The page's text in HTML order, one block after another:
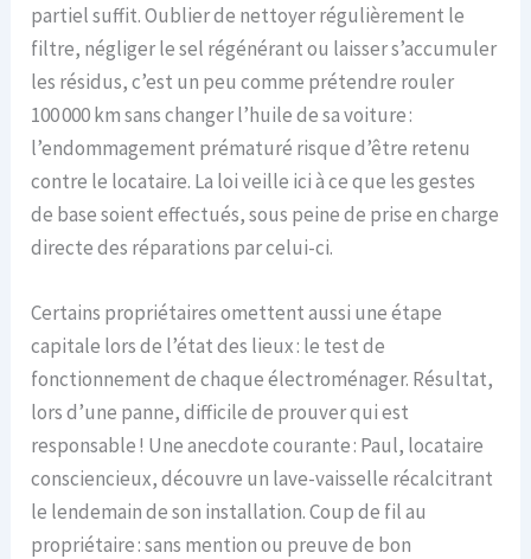
partiel suffit. Oublier de nettoyer régulièrement le
filtre, négliger le sel régénérant ou laisser s’accumuler
les résidus, c’est un peu comme prétendre rouler
100 000 km sans changer l’huile de sa voiture :
l’endommagement prématuré risque d’être retenu
contre le locataire. La loi veille ici à ce que les gestes
de base soient effectués, sous peine de prise en charge
directe des réparations par celui-ci.
Certains propriétaires omettent aussi une étape
capitale lors de l’état des lieux : le test de
fonctionnement de chaque électroménager. Résultat,
lors d’une panne, difficile de prouver qui est
responsable ! Une anecdote courante : Paul, locataire
consciencieux, découvre un lave-vaisselle récalcitrant
le lendemain de son installation. Coup de fil au
propriétaire : sans mention ou preuve de bon